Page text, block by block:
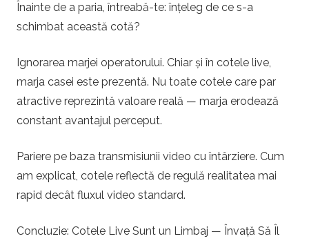
Înainte de a paria, întreabă-te: înțeleg de ce s-a
schimbat această cotă?
Ignorarea marjei operatorului. Chiar și în cotele live,
marja casei este prezentă. Nu toate cotele care par
atractive reprezintă valoare reală — marja erodează
constant avantajul perceput.
Pariere pe baza transmisiunii video cu întârziere. Cum
am explicat, cotele reflectă de regulă realitatea mai
rapid decât fluxul video standard.
Concluzie: Cotele Live Sunt un Limbaj — Învață Să Îl